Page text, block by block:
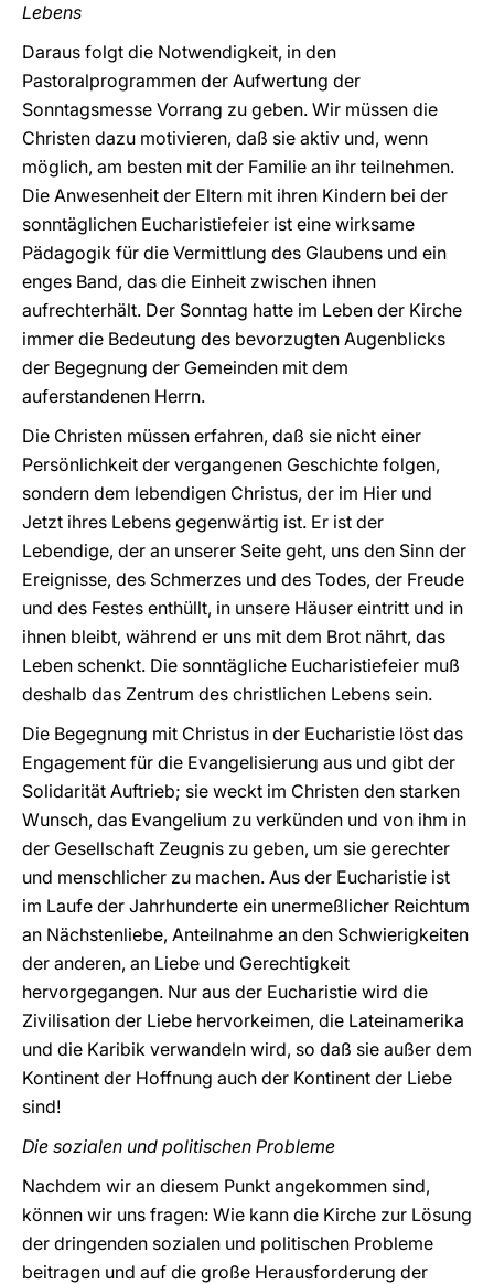
Lebens
Daraus folgt die Notwendigkeit, in den
Pastoralprogrammen der Aufwertung der
Sonntagsmesse Vorrang zu geben. Wir müssen die
Christen dazu motivieren, daß sie aktiv und, wenn
möglich, am besten mit der Familie an ihr teilnehmen.
Die Anwesenheit der Eltern mit ihren Kindern bei der
sonntäglichen Eucharistiefeier ist eine wirksame
Pädagogik für die Vermittlung des Glaubens und ein
enges Band, das die Einheit zwischen ihnen
aufrechterhält. Der Sonntag hatte im Leben der Kirche
immer die Bedeutung des bevorzugten Augenblicks
der Begegnung der Gemeinden mit dem
auferstandenen Herrn.
Die Christen müssen erfahren, daß sie nicht einer
Persönlichkeit der vergangenen Geschichte folgen,
sondern dem lebendigen Christus, der im Hier und
Jetzt ihres Lebens gegenwärtig ist. Er ist der
Lebendige, der an unserer Seite geht, uns den Sinn der
Ereignisse, des Schmerzes und des Todes, der Freude
und des Festes enthüllt, in unsere Häuser eintritt und in
ihnen bleibt, während er uns mit dem Brot nährt, das
Leben schenkt. Die sonntägliche Eucharistiefeier muß
deshalb das Zentrum des christlichen Lebens sein.
Die Begegnung mit Christus in der Eucharistie löst das
Engagement für die Evangelisierung aus und gibt der
Solidarität Auftrieb; sie weckt im Christen den starken
Wunsch, das Evangelium zu verkünden und von ihm in
der Gesellschaft Zeugnis zu geben, um sie gerechter
und menschlicher zu machen. Aus der Eucharistie ist
im Laufe der Jahrhunderte ein unermeßlicher Reichtum
an Nächstenliebe, Anteilnahme an den Schwierigkeiten
der anderen, an Liebe und Gerechtigkeit
hervorgegangen. Nur aus der Eucharistie wird die
Zivilisation der Liebe hervorkeimen, die Lateinamerika
und die Karibik verwandeln wird, so daß sie außer dem
Kontinent der Hoffnung auch der Kontinent der Liebe
sind!
Die sozialen und politischen Probleme
Nachdem wir an diesem Punkt angekommen sind,
können wir uns fragen: Wie kann die Kirche zur Lösung
der dringenden sozialen und politischen Probleme
beitragen und auf die große Herausforderung der